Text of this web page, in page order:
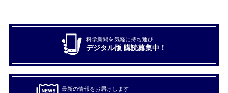
科学新聞を気軽に持ち運び
デジタル版 購読募集中！
最新の情報をお届けします